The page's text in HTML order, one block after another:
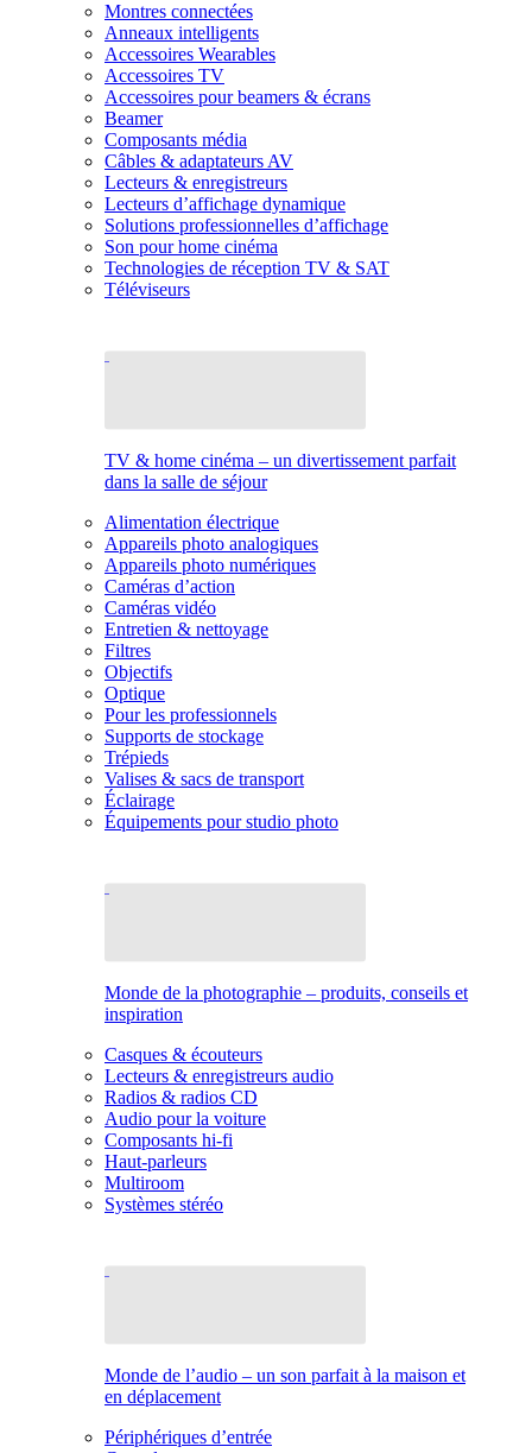
Montres connectées
Anneaux intelligents
Accessoires Wearables
Accessoires TV
Accessoires pour beamers & écrans
Beamer
Composants média
Câbles & adaptateurs AV
Lecteurs & enregistreurs
Lecteurs d’affichage dynamique
Solutions professionnelles d’affichage
Son pour home cinéma
Technologies de réception TV & SAT
Téléviseurs
TV & home cinéma – un divertissement parfait
dans la salle de séjour
Alimentation électrique
Appareils photo analogiques
Appareils photo numériques
Caméras d’action
Caméras vidéo
Entretien & nettoyage
Filtres
Objectifs
Optique
Pour les professionnels
Supports de stockage
Trépieds
Valises & sacs de transport
Éclairage
Équipements pour studio photo
Monde de la photographie – produits, conseils et
inspiration
Casques & écouteurs
Lecteurs & enregistreurs audio
Radios & radios CD
Audio pour la voiture
Composants hi-fi
Haut-parleurs
Multiroom
Systèmes stéréo
Monde de l’audio – un son parfait à la maison et
en déplacement
Périphériques d’entrée